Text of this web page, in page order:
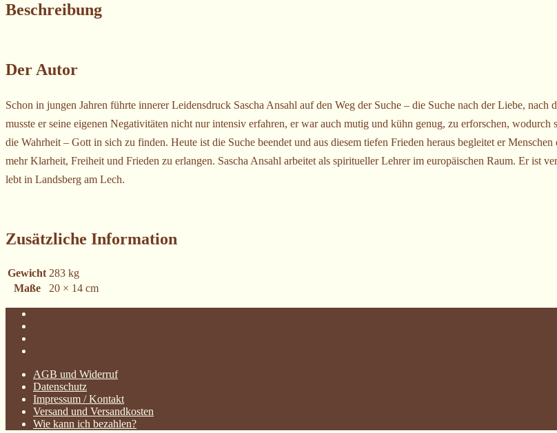
Beschreibung
Der Autor
Schon in jungen Jahren führte innerer Leidensdruck Sascha Ansahl auf den Weg der Suche – die Suche nach der Liebe, nach
musste er seine eigenen Negativitäten nicht nur intensiv erfahren, er war auch mutig und kühn genug, zu erforschen, wodurch
die Wahrheit – Gott in sich zu finden. Heute ist die Suche beendet und aus diesem tiefen Frieden heraus begleitet er
mehr Klarheit, Freiheit und Frieden zu erlangen. Sascha Ansahl arbeitet als spiritueller Lehrer im europäischen Raum. Er ist
lebt in Landsberg am Lech.
Zusätzliche Information
Gewicht 283 kg
Maße
20 × 14 cm
AGB und Widerruf
Datenschutz
Impressum / Kontakt
Versand und Versandkosten
Wie kann ich bezahlen?